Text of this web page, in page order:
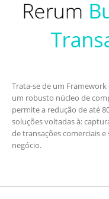
Trata-se de um
um robusto núcleo de
permite a redução de até
soluções voltadas à:
de transações comerciais
negócio.